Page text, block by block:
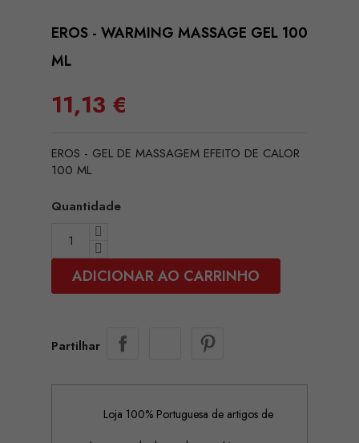
EROS - WARMING MASSAGE GEL 100
ML
11,13 €
EROS - GEL DE MASSAGEM EFEITO DE CALOR
100 ML
Quantidade
ADICIONAR AO CARRINHO
Partilhar
Loja 100% Portuguesa de artigos de